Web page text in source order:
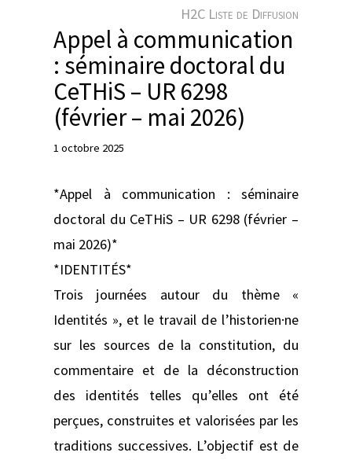
H2C Liste de Diffusion
Appel à communication
: séminaire doctoral du
CeTHiS – UR 6298
(février – mai 2026)
1 octobre 2025
*Appel à communication : séminaire
doctoral du CeTHiS – UR 6298 (février –
mai 2026)*
*IDENTITÉS*
Trois journées autour du thème «
Identités », et le travail de l’historien·ne
sur les sources de la constitution, du
commentaire et de la déconstruction
des identités telles qu’elles ont été
perçues, construites et valorisées par les
traditions successives. L’objectif est de